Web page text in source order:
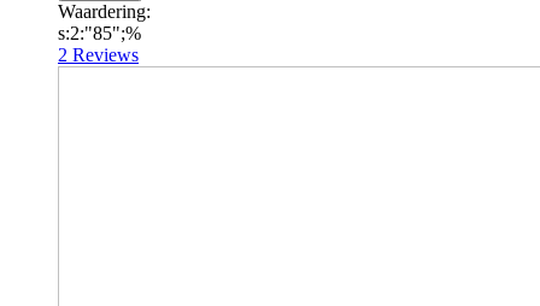
Waardering:
s:2:"85";%
2 Reviews